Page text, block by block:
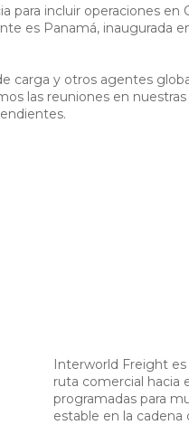
para incluir operaciones en
es Panamá, inaugurada
carga y otros agentes
las reuniones en
Interworld Freight
ruta comercial hacia
programadas para
estable en la cadena